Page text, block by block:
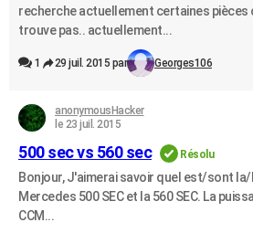
recherche actuellement certaines pièces
trouve pas.. actuellement...
1 29 juil. 2015 par Georges106
anonymousHacker
le 23 juil. 2015
500 sec vs 560 sec Résolu
Bonjour, J'aimerai savoir quel est/sont
Mercedes 500 SEC et la 560 SEC. La
CCM...